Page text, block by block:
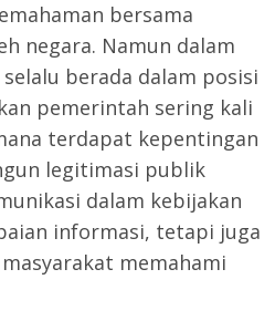
bersama
negara. Namun dalam
berada dalam posisi
pemerintah sering kali
terdapat kepentingan
legitimasi publik
dalam kebijakan
informasi, tetapi juga
memahami